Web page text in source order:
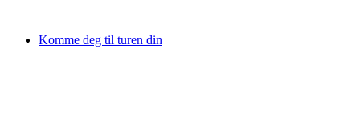
Komme deg til turen din